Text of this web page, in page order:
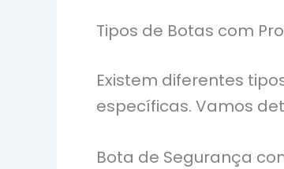
Tipos de Botas com
Existem diferentes
específicas. Vamos
Bota de Segurança